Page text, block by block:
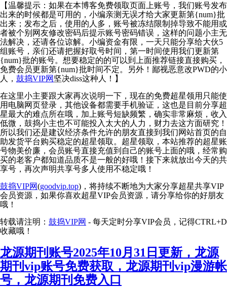
【温馨提示：如果在本博客免费领取页面上账号，我们账号发布
出来的时候都是可用的，小编亲测无误才给大家更新第{num}批
出来；发布之后，使用的人多，账号被冻结限制掉导致不能用或
者被个别网友修改密码后提示账号密码错误，这样的问题小主无
法解决，还请各位谅解。小编资金有限，一天只能分享给大伙5
组账号，亲们还请把握好取号时间，第一时间使用我们更新第
{num}批的账号。想要稳定的的可以到上面推荐链接直接购买，
免费会员更新第{num}批时间不定。另外！鄙视恶意改PWD的小
人， 鼓捣VIP网 坚决diss这种人！】
在这里小主要跟大家再次说明一下，现在的免费超星领用只能使
用电脑网页登录，其他设备都需要手机验证，这也是目前分享超
星最大的难点所在哦，加上账号短缺频繁，确实非常麻烦，收入
低微，鼓捣小主也不可能投入太大的人力，财力去这方面研究！
所以我们还是建议经济条件允许的朋友直接到我们网站首页的自
助发货平台购买稳定的超星领取。超星领取，本站推荐的超星账
号物美价廉，会员账号直接充值到自己的账号上面的哦，经常购
买的老客户都知道品质不是一般的好哦！接下来就放出今天的共
享号，再次声明共享号多人使用不稳定哦！
鼓捣VIP网(goodvip.top)，将持续不断地为大家分享超星共享VIP
会员资源，如果你喜欢超星VIP会员资源，请分享给你的好朋友
哦！
转载请注明： 鼓捣VIP网 - 每天定时分享VIP会员，记得CTRL+D
收藏哦！
龙源期刊账号2025年10月31日更新，龙源
期刊vip账号免费获取，龙源期刊vip漫游帐
号，龙源期刊免费入口